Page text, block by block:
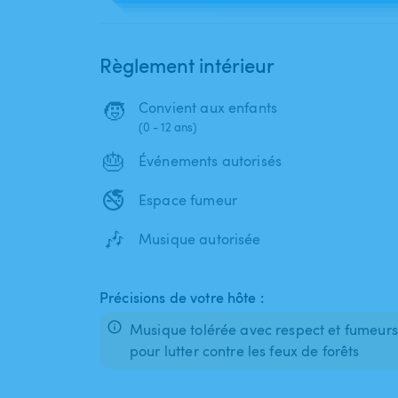
Règlement intérieur
🧒 Convient aux enfants
(0 - 12 ans)
🎂 Événements autorisés
🚭 Espace fumeur
🎶 Musique autorisée
Précisions de votre hôte :
Musique tolérée avec respect et
pour lutter contre les feux de forêts